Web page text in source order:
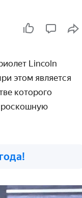
Lincoln
этом является
которого
роскошную